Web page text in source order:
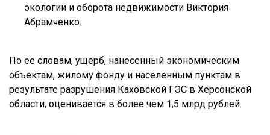
экологии и оборота недвижимости Виктория
Абрамченко.
По ее словам, ущерб, нанесенный экономическим
объектам, жилому фонду и населенным пунктам в
результате разрушения Каховской ГЭС в Херсонской
области, оценивается в более чем 1,5 млрд рублей.